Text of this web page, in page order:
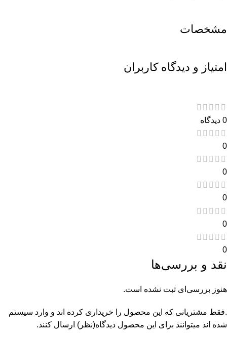
مشخصات
امتیاز و دیدگاه کاربران
0 دیدگاه
0
0
0
0
0
نقد و بررسی‌ها
هنوز بررسی‌ای ثبت نشده است.
.فقط مشتریانی که این محصول را خریداری کرده اند و وارد سیستم
شده اند میتوانند برای این محصول دیدگاه(نظر) ارسال کنند.